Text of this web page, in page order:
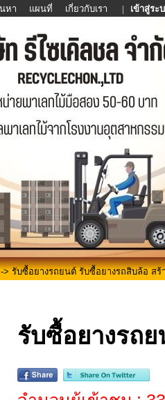
หา แผนที่ เกี่ยวกับเรา | เข้าสู่ระ
-> รับซื้อยางรถยนต์ รับซื้อยางรถสิบล้อ สร้
รับซื้อยางรถ